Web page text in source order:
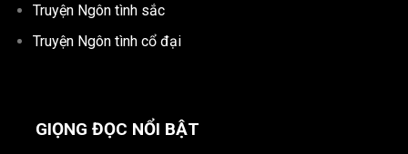
Truyện Ngôn tình sắc
Truyện Ngôn tình cổ đại
GIỌNG ĐỌC NỔI BẬT